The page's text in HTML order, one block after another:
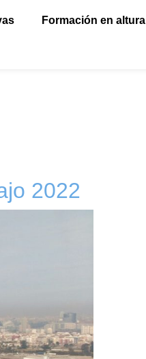
Formación en altura
2022